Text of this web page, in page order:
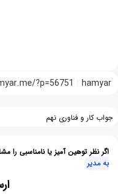
hamyar
?p=56751
جواب کار و فناوری نهم
اگر نظر توهین آمیز یا نامناسبی را
به مدیر